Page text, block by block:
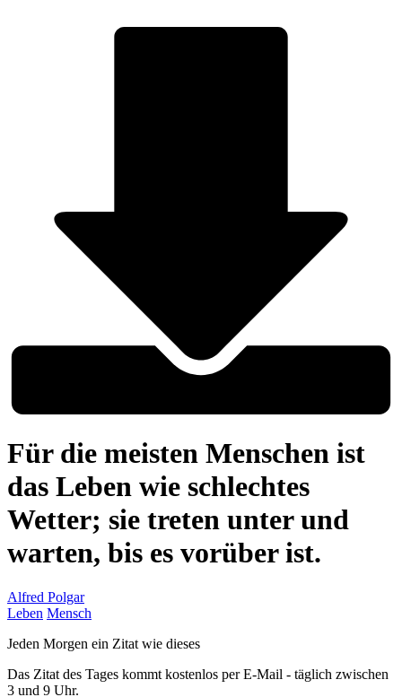
Für die meisten Menschen ist
das Leben wie schlechtes
Wetter; sie treten unter und
warten, bis es vorüber ist.
Alfred Polgar
Leben Mensch
Jeden Morgen ein Zitat wie dieses
Das Zitat des Tages kommt kostenlos per E-Mail - täglich zwischen
3 und 9 Uhr.